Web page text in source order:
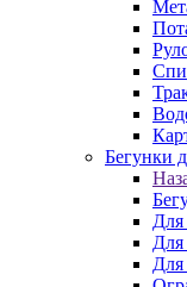
Бегунки
Для
Для